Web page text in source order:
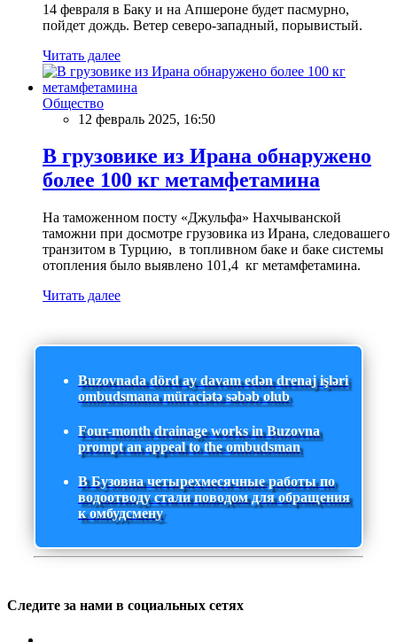
14 февраля в Баку и на Апшероне будет пасмурно,
пойдет дождь. Ветер северо-западный, порывистый.
Читать далее
Общество
12 февраль 2025, 16:50
В грузовике из Ирана обнаружено
более 100 кг метамфетамина
На таможенном посту «Джульфа» Нахчыванской
таможни при досмотре грузовика из Ирана, следовашего
транзитом в Турцию, в топливном баке и баке системы
отопления было выявлено 101,4 кг метамфетамина.
Читать далее
Buzovnada dörd ay davam edən drenaj işləri
ombudsmana müraciətə səbəb olub
Four-month drainage works in Buzovna
prompt an appeal to the ombudsman
В Бузовна четырехмесячные работы по
водоотводу стали поводом для обращения
к омбудсмену
Следите за нами в социальных сетях